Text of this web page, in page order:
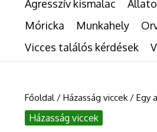
Agresszív kismalac
Móricka
Munkahely
Vicces találós kérdések
Főoldal/ Házasság viccek/ Egy
Házasság viccek